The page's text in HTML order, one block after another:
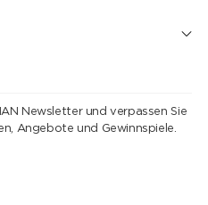
Newsletter und verpassen Sie
Angebote und Gewinnspiele.